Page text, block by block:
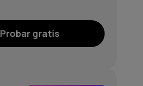
Probar gratis